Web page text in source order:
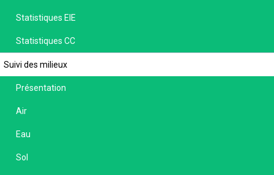
Statistiques EIE
Statistiques CC
Suivi des milieux
Présentation
Air
Eau
Sol